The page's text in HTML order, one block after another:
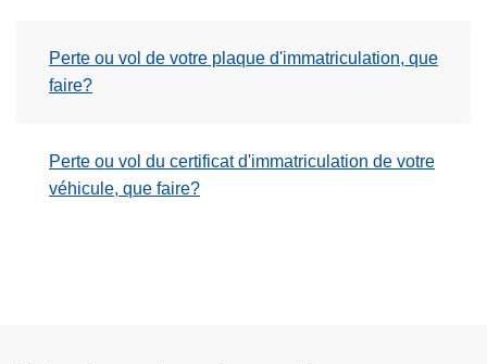
Perte ou vol de votre plaque d'immatriculation, que
faire?
Perte ou vol du certificat d'immatriculation de votre
véhicule, que faire?